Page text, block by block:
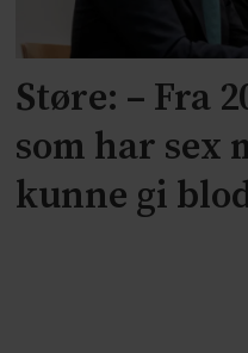
Støre: – Fra
som har sex
kunne gi